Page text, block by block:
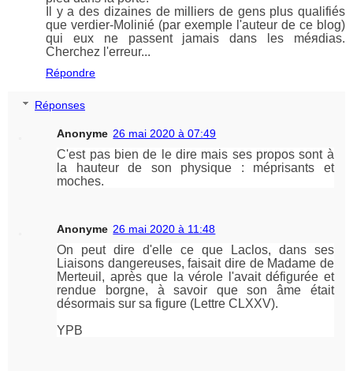
Il y a des dizaines de milliers de gens plus qualifiés
que verdier-Molinié (par exemple l'auteur de ce blog)
qui eux ne passent jamais dans les méяdias.
Cherchez l'erreur...
Répondre
Réponses
Anonyme 26 mai 2020 à 07:49
C'est pas bien de le dire mais ses propos sont à
la hauteur de son physique : méprisants et
moches.
Anonyme 26 mai 2020 à 11:48
On peut dire d'elle ce que Laclos, dans ses
Liaisons dangereuses, faisait dire de Madame de
Merteuil, après que la vérole l'avait défigurée et
rendue borgne, à savoir que son âme était
désormais sur sa figure (Lettre CLXXV).
YPB